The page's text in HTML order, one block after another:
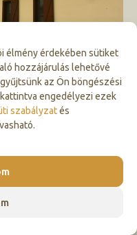
élmény érdekében sütiket
hozzájárulás lehetővé
az Ön böngészési
engedélyezi ezek
szabályzatés